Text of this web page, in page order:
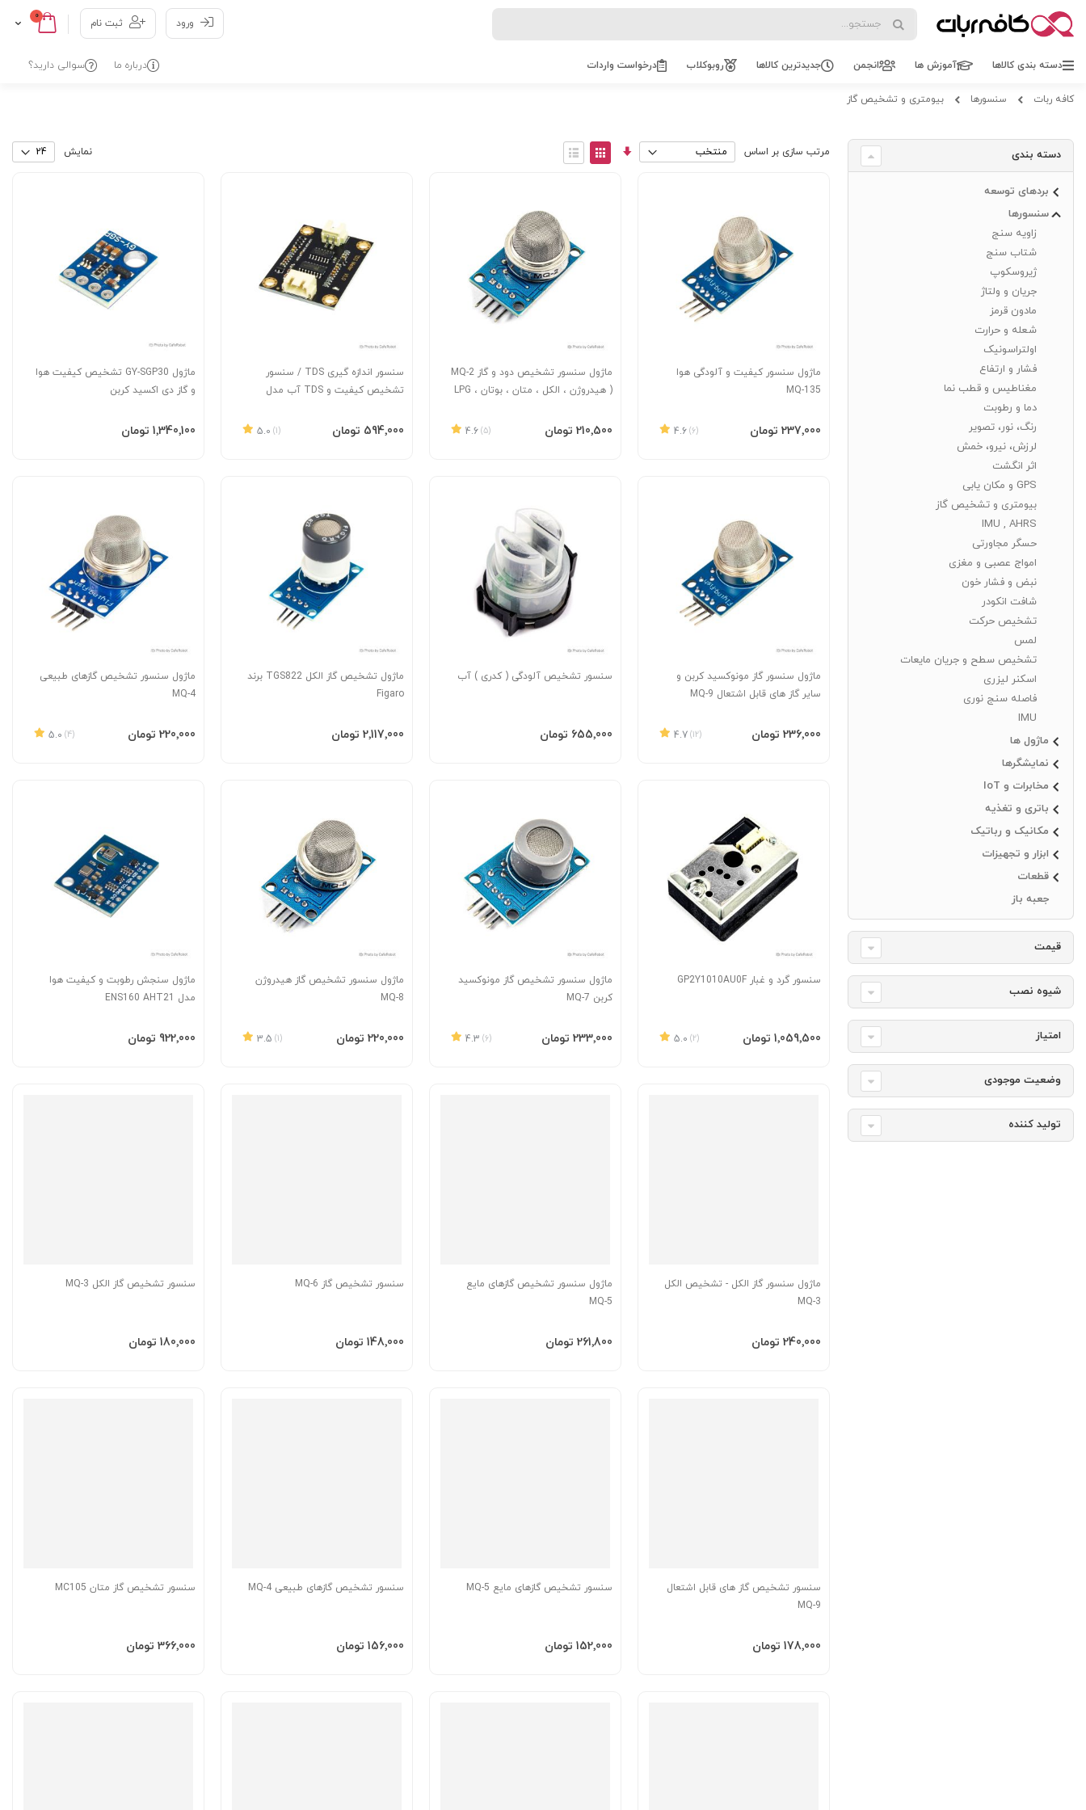
Cart0
Skip
to
ورود ثبت نام
دسته بندی کالاها آموزش ها انجمن جدیدترین کالاها روبوکلاب درخواست واردات سوالی دارید؟ درباره ما
کافه ربات سنسورها بیومتری و تشخیص گاز
مرتب سازی بر اساس
مرتب
سازی
View
as
نمایش
ماژول سنسور کیفیت و آلودگی هوا
MQ-135
4.6 (6) ‎237٬000 تومان
افزودن به سبد
ماژول سنسور تشخیص دود و گاز MQ-2
( هیدروژن ، الکل ، متان ، بوتان ، LPG
4.6
(5) ‎210٬500 تومان
افزودن به سبد
سنسور اندازه گیری TDS / سنسور
تشخیص کیفیت و TDS آب مدل
5.0
(1) ‎594٬000 تومان
افزودن به سبد
ماژول GY-SGP30 تشخیص کیفیت هوا
و گاز دی اکسید کربن
‎1٬340٬100 تومان
افزودن به سبد
ماژول سنسور گاز مونوکسید کربن و
سایر گاز های قابل اشتعال MQ-9
4.7 (12) ‎236٬000 تومان
افزودن به سبد
سنسور تشخیص آلودگی ( کدری ) آب
‎655٬000 تومان
افزودن به سبد
ماژول تشخیص گاز الکل TGS822 برند
Figaro
‎2٬117٬000 تومان
افزودن به سبد
ماژول سنسور تشخیص گازهای طبیعی
MQ-4
5.0 (4) ‎220٬000 تومان
افزودن به سبد
سنسور گرد و غبار GP2Y1010AU0F
5.0 (2) ‎1٬059٬500 تومان
افزودن به سبد
ماژول سنسور تشخیص گاز مونوکسید
کربن MQ-7
4.3 (6) ‎233٬000 تومان
افزودن به سبد
ماژول سنسور تشخیص گاز هیدروژن
MQ-8
3.5 (1) ‎220٬000 تومان
افزودن به سبد
ماژول سنجش رطوبت و کیفیت هوا
مدل ENS160 AHT21
‎922٬000 تومان
افزودن به سبد
ماژول سنسور گاز الکل - تشخیص الکل
MQ-3
‎240٬000 تومان
افزودن به سبد
ماژول سنسور تشخیص گازهای مایع
MQ-5
‎261٬800 تومان
افزودن به سبد
سنسور تشخیص گاز MQ-6
‎148٬000 تومان
افزودن به سبد
سنسور تشخیص گاز الکل MQ-3
‎180٬000 تومان
افزودن به سبد
سنسور تشخیص گاز های قابل اشتعال
MQ-9
‎178٬000 تومان
افزودن به سبد
سنسور تشخیص گازهای مایع MQ-5
‎152٬000 تومان
افزودن به سبد
سنسور تشخیص گازهای طبیعی MQ-4
‎156٬000 تومان
افزودن به سبد
سنسور تشخیص گاز متان MC105
‎366٬000 تومان
افزودن به سبد
دسته بندی
بردهای توسعه
سنسورها
زاویه سنج
شتاب سنج
ژیروسکوپ
جریان و ولتاژ
مادون قرمز
شعله و حرارت
اولتراسونیک
فشار و ارتفاع
مغناطیس و قطب نما
دما و رطوبت
رنگ، نور، تصویر
لرزش، نیرو، خمش
اثر انگشت
GPS و مکان یابی
بیومتری و تشخیص گاز
IMU , AHRS
حسگر مجاورتی
امواج عصبی و مغزی
نبض و فشار خون
شافت انکودر
تشخیص حرکت
لمس
تشخیص سطح و جریان مایعات
اسکنر لیزری
فاصله سنج نوری
IMU
ماژول ها
نمایشگرها
مخابرات و IoT
باتری و تغذیه
مکانیک و رباتیک
ابزار و تجهیزات
قطعات
جعبه باز
قیمت
شیوه نصب
امتیاز
وضعیت موجودی
تولید کننده